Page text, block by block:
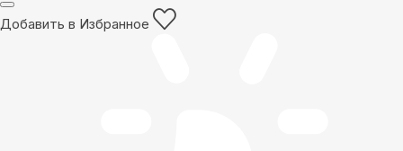
Добавить в Избранное